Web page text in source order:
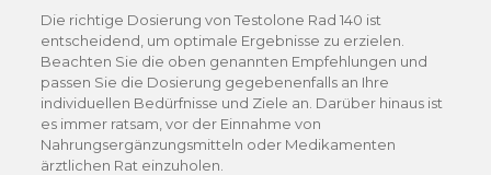
Die richtige Dosierung von Testolone Rad 140 ist
entscheidend, um optimale Ergebnisse zu erzielen.
Beachten Sie die oben genannten Empfehlungen und
passen Sie die Dosierung gegebenenfalls an Ihre
individuellen Bedürfnisse und Ziele an. Darüber hinaus ist
es immer ratsam, vor der Einnahme von
Nahrungsergänzungsmitteln oder Medikamenten
ärztlichen Rat einzuholen.